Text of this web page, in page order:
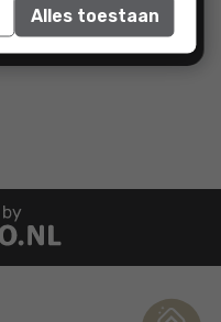
Alles toestaan